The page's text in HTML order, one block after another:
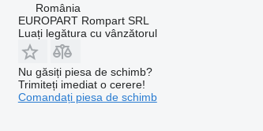
România
EUROPART Rompart SRL
Luați legătura cu vânzătorul
Nu găsiți piesa de schimb?
Trimiteți imediat o cerere!
Comandați piesa de schimb